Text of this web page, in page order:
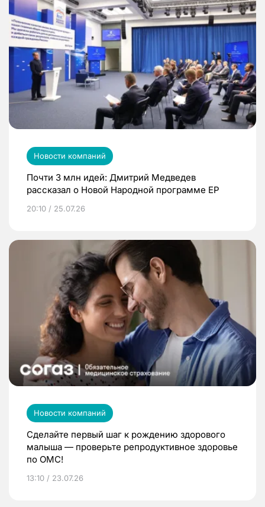
Новости компаний
Почти 3 млн идей: Дмитрий Медведев
рассказал о Новой Народной программе ЕР
20:10 / 25.07.26
Новости компаний
Сделайте первый шаг к рождению здорового
малыша — проверьте репродуктивное здоровье
по ОМС!
13:10 / 23.07.26